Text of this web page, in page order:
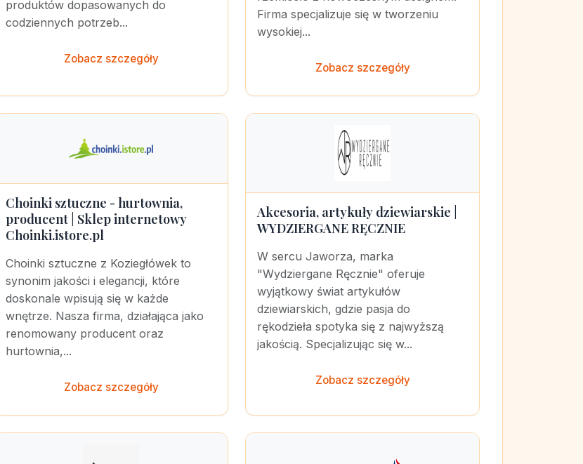
produktów dopasowanych do
codziennych potrzeb...
Zobacz szczegóły
Firma specjalizuje się w tworzeniu
wysokiej...
Zobacz szczegóły
Choinki sztuczne - hurtownia,
producent | Sklep internetowy
Choinki.istore.pl
Choinki sztuczne z Koziegłówek to
synonim jakości i elegancji, które
doskonale wpisują się w każde
wnętrze. Nasza firma, działająca jako
renomowany producent oraz
hurtownia,...
Zobacz szczegóły
Akcesoria, artykuły dziewiarskie |
WYDZIERGANE RĘCZNIE
W sercu Jaworza, marka
"Wydziergane Ręcznie" oferuje
wyjątkowy świat artykułów
dziewiarskich, gdzie pasja do
rękodzieła spotyka się z najwyższą
jakością. Specjalizując się w...
Zobacz szczegóły